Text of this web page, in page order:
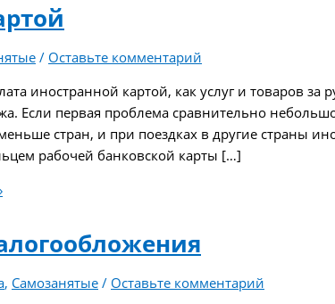
/ Оставьте комментарий
иностранной картой, как услуг и товаров за
Если первая проблема сравнительно
стран, и при поездках в другие страны
рабочей банковской карты […]
, Самозанятые / Оставьте комментарий